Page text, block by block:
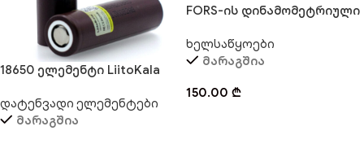
18650 ელემენტი LiitoKala
დატენვადი ელემენტები
მარაგშია
FORS-ის დინამომეტრიული
ხელსაწყოები
მარაგშია
150.00 ₾